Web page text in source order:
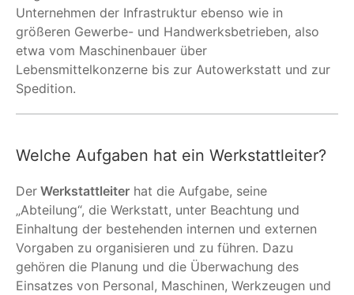
Unternehmen der Infrastruktur ebenso wie in
größeren Gewerbe- und Handwerksbetrieben, also
etwa vom Maschinenbauer über
Lebensmittelkonzerne bis zur Autowerkstatt und zur
Spedition.
Welche Aufgaben hat ein Werkstattleiter?
Der Werkstattleiter hat die Aufgabe, seine
„Abteilung“, die Werkstatt, unter Beachtung und
Einhaltung der bestehenden internen und externen
Vorgaben zu organisieren und zu führen. Dazu
gehören die Planung und die Überwachung des
Einsatzes von Personal, Maschinen, Werkzeugen und